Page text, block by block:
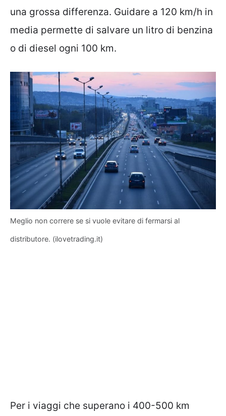
una grossa differenza. Guidare a 120 km/h in
media permette di salvare un litro di benzina
o di diesel ogni 100 km.
Meglio non correre se si vuole evitare di fermarsi al
distributore. (ilovetrading.it)
Per i viaggi che superano i 400-500 km